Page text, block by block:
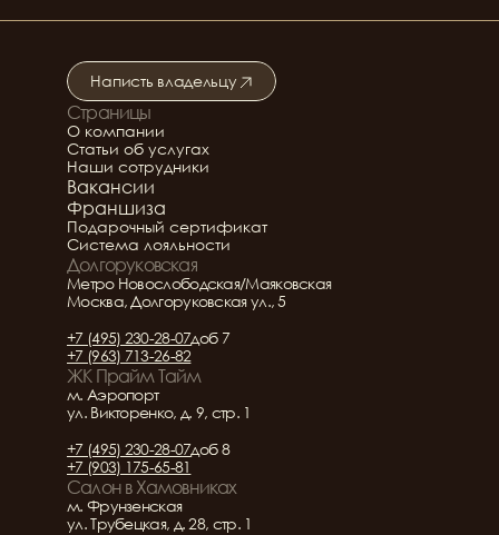
Топ стилист
Страницы
О компании
Статьи об услугах
Наши сотрудники
Вакансии
Франшиза
Подарочный сертификат
Система лояльности
Написть владельцу
Подробнее о салоне
Долгоруковская
Метро Новослободская/Маяковская
Москва, Долгоруковская ул., 5
+7 (495) 230-28-07доб 7
+7 (963) 713-26-82
ЖК Прайм Тайм
м. Аэропорт
ул. Викторенко, д. 9, стр. 1
+7 (495) 230-28-07доб 8
+7 (903) 175-65-81
Салон в Хамовниках
м. Фрунзенская
ул. Трубецкая, д. 28, стр. 1